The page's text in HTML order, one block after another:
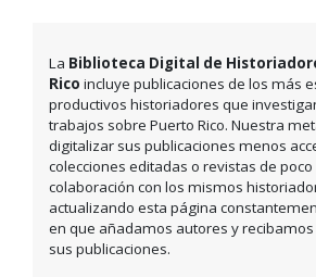
La Biblioteca Digital de
Rico incluye publicaciones de los más
productivos historiadores que
trabajos sobre Puerto Rico. Nuestra
digitalizar sus publicaciones menos
colecciones editadas o revistas de poco
colaboración con los mismos
actualizando esta página
en que añadamos autores y
sus publicaciones.